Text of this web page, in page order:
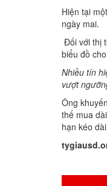
Hiện tại
ngày mai.
Đối với thị
biểu đồ
Nhiều tín
vượt
Ông
thế mua
hạn kéo